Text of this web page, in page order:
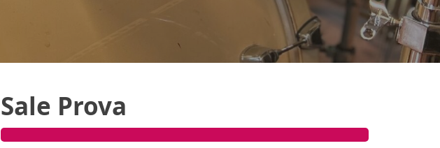
Sale Prova